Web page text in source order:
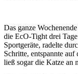
Das ganze
die EcO-Tight drei
Sportgeräte, radelte
Schritte, entspannte
ließ sogar die Katze an